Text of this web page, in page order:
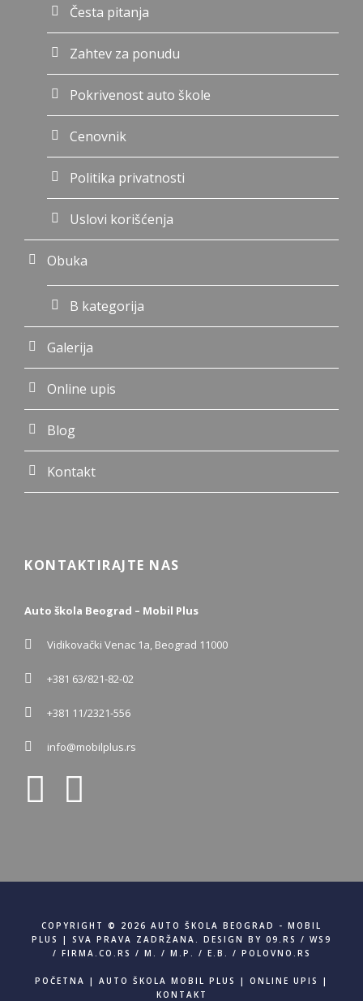
Česta pitanja
Zahtev za ponudu
Pokrivenost auto škole
Cenovnik
Politika privatnosti
Uslovi korišćenja
Obuka
B kategorija
Galerija
Online upis
Blog
Kontakt
KONTAKTIRAJTE NAS
Auto škola Beograd – Mobil Plus
Vidikovački Venac 1a, Beograd 11000
+381 63/821-82-02
+381 11/2321-556
info@mobilplus.rs
COPYRIGHT © 2026 AUTO ŠKOLA BEOGRAD - MOBIL
PLUS | SVA PRAVA ZADRŽANA. DESIGN BY 09.RS / WS9
/ FIRMA.CO.RS / M. / M.P. / E.B. / POLOVNO.RS
POČETNA | AUTO ŠKOLA MOBIL PLUS | ONLINE UPIS
|
KONTAKT